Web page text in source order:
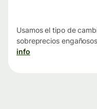
Usamos el tipo de
sobreprecios
info